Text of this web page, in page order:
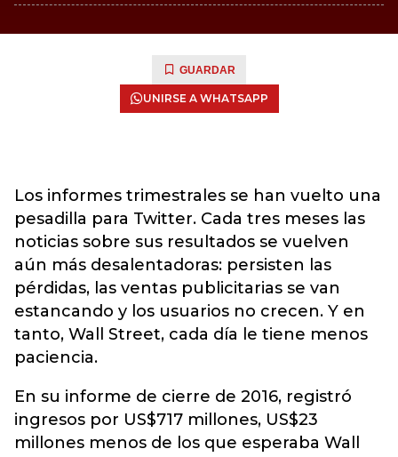
GUARDAR
UNIRSE A WHATSAPP
Los informes trimestrales se han vuelto una
pesadilla para Twitter. Cada tres meses las
noticias sobre sus resultados se vuelven
aún más desalentadoras: persisten las
pérdidas, las ventas publicitarias se van
estancando y los usuarios no crecen. Y en
tanto, Wall Street, cada día le tiene menos
paciencia.
En su informe de cierre de 2016, registró
ingresos por US$717 millones, US$23
millones menos de los que esperaba Wall